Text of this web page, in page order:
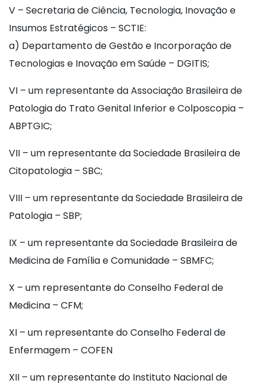
V – Secretaria de Ciência, Tecnologia, Inovação e
Insumos Estratégicos – SCTIE:
a) Departamento de Gestão e Incorporação de
Tecnologias e Inovação em Saúde – DGITIS;
VI – um representante da Associação Brasileira de
Patologia do Trato Genital Inferior e Colposcopia –
ABPTGIC;
VII – um representante da Sociedade Brasileira de
Citopatologia – SBC;
VIII – um representante da Sociedade Brasileira de
Patologia – SBP;
IX – um representante da Sociedade Brasileira de
Medicina de Família e Comunidade – SBMFC;
X – um representante do Conselho Federal de
Medicina – CFM;
XI – um representante do Conselho Federal de
Enfermagem – COFEN
XII – um representante do Instituto Nacional de